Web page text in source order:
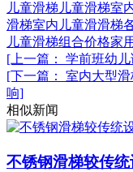
儿童滑梯 儿童滑梯室
滑梯室内儿童滑滑梯
儿童滑梯组合价格家
[上一篇： 学前班幼
[下一篇： 室内大型
响]
相似新闻
不锈钢滑梯较传